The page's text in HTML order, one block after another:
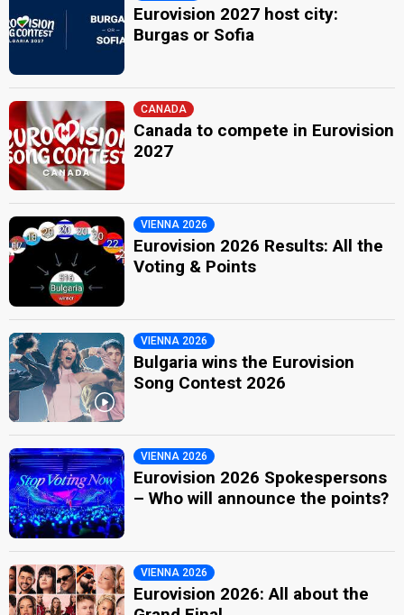
Eurovision 2027 host city:
Burgas or Sofia
CANADA
Canada to compete in Eurovision
2027
VIENNA 2026
Eurovision 2026 Results: All the
Voting & Points
VIENNA 2026
Bulgaria wins the Eurovision
Song Contest 2026
VIENNA 2026
Eurovision 2026 Spokespersons
– Who will announce the points?
VIENNA 2026
Eurovision 2026: All about the